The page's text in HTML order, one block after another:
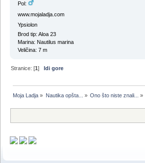
Pol:
www.mojaladja.com
Ypsiolon
Brod tip: Aloa 23
Marina: Nautilus marina
Veličina: 7 m
Stranice: [1] Idi gore
Moja Ladja » Nautika opšta... » Ono što niste znali... »